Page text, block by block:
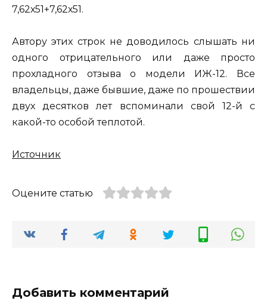
7,62х51+7,62х51.
Автору этих строк не доводилось слышать ни
одного отрицательного или даже просто
прохладного отзыва о модели ИЖ-12. Все
владельцы, даже бывшие, даже по прошествии
двух десятков лет вспоминали свой 12-й с
какой-то особой теплотой.
Источник
Оцените статью
Добавить комментарий